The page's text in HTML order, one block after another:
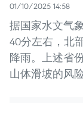
01/10/2025 14:58
据国家水文气
40分左右，北
降雨。上述省
山体滑坡的风险